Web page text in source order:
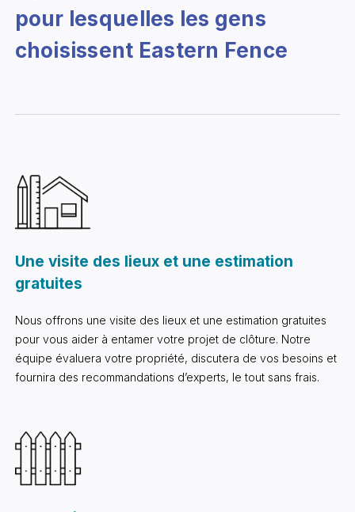
pour lesquelles les gens
choisissent Eastern Fence
Une visite des lieux et une estimation
gratuites
Nous offrons une visite des lieux et une estimation gratuites
pour vous aider à entamer votre projet de clôture. Notre
équipe évaluera votre propriété, discutera de vos besoins et
fournira des recommandations d’experts, le tout sans frais.